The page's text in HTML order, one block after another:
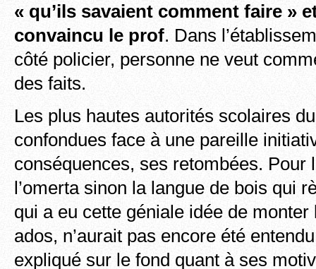
« qu’ils savaient comment faire »
convaincu le prof. Dans
côté policier, personne ne veut
des faits.
Les plus hautes autorités scolaires
confondues face à une pareille
conséquences, ses retombées. Pour
l’omerta sinon la langue de bois qui
qui a eu cette géniale idée de
ados, n’aurait pas encore été
expliqué sur le fond quant à ses